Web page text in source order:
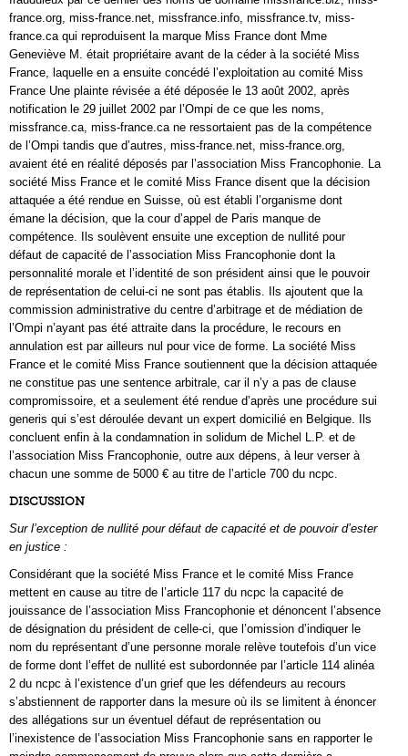
france.org, miss-france.net, missfrance.info, missfrance.tv, miss-
france.ca qui reproduisent la marque Miss France dont Mme
Geneviève M. était propriétaire avant de la céder à la société Miss
France, laquelle en a ensuite concédé l’exploitation au comité Miss
France Une plainte révisée a été déposée le 13 août 2002, après
notification le 29 juillet 2002 par l’Ompi de ce que les noms,
missfrance.ca, miss-france.ca ne ressortaient pas de la compétence
de l’Ompi tandis que d’autres, miss-france.net, miss-france.org,
avaient été en réalité déposés par l’association Miss Francophonie. La
société Miss France et le comité Miss France disent que la décision
attaquée a été rendue en Suisse, où est établi l’organisme dont
émane la décision, que la cour d’appel de Paris manque de
compétence. Ils soulèvent ensuite une exception de nullité pour
défaut de capacité de l’association Miss Francophonie dont la
personnalité morale et l’identité de son président ainsi que le pouvoir
de représentation de celui-ci ne sont pas établis. Ils ajoutent que la
commission administrative du centre d’arbitrage et de médiation de
l’Ompi n’ayant pas été attraite dans la procédure, le recours en
annulation est par ailleurs nul pour vice de forme. La société Miss
France et le comité Miss France soutiennent que la décision attaquée
ne constitue pas une sentence arbitrale, car il n’y a pas de clause
compromissoire, et a seulement été rendue d’après une procédure sui
generis qui s’est déroulée devant un expert domicilié en Belgique. Ils
concluent enfin à la condamnation in solidum de Michel L.P. et de
l’association Miss Francophonie, outre aux dépens, à leur verser à
chacun une somme de 5000 € au titre de l’article 700 du ncpc.
DISCUSSION
Sur l’exception de nullité pour défaut de capacité et de pouvoir d’ester
en justice :
Considérant que la société Miss France et le comité Miss France
mettent en cause au titre de l’article 117 du ncpc la capacité de
jouissance de l’association Miss Francophonie et dénoncent l’absence
de désignation du président de celle-ci, que l’omission d’indiquer le
nom du représentant d’une personne morale relève toutefois d’un vice
de forme dont l’effet de nullité est subordonnée par l’article 114 alinéa
2 du ncpc à l’existence d’un grief que les défendeurs au recours
s’abstiennent de rapporter dans la mesure où ils se limitent à énoncer
des allégations sur un éventuel défaut de représentation ou
l’inexistence de l’association Miss Francophonie sans en rapporter le